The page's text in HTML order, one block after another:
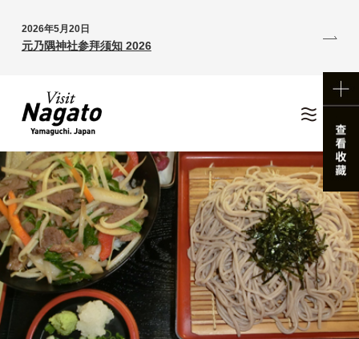
2026年5月20日
元乃隅神社参拜须知 2026